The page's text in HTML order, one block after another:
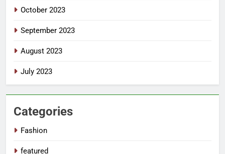
October 2023
September 2023
August 2023
July 2023
Categories
Fashion
featured